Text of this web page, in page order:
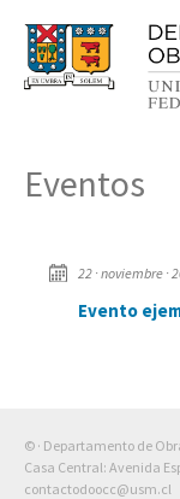
Eventos
22 · noviembre ·
Evento
© · Departamento de
Casa Central: Avenida
contactodoocc@usm.cl